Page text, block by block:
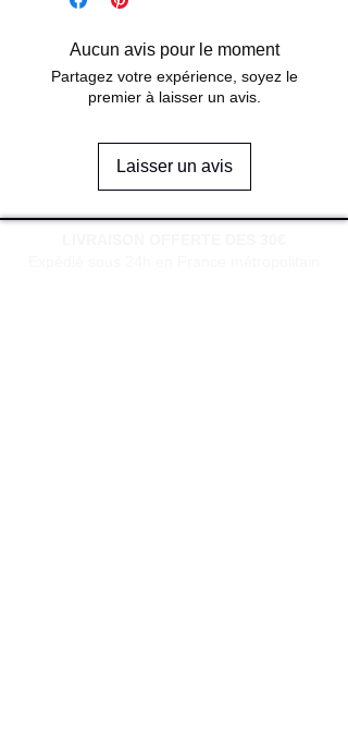
Aucun avis pour le moment
Partagez votre expérience, soyez le
premier à laisser un avis.
Laisser un avis